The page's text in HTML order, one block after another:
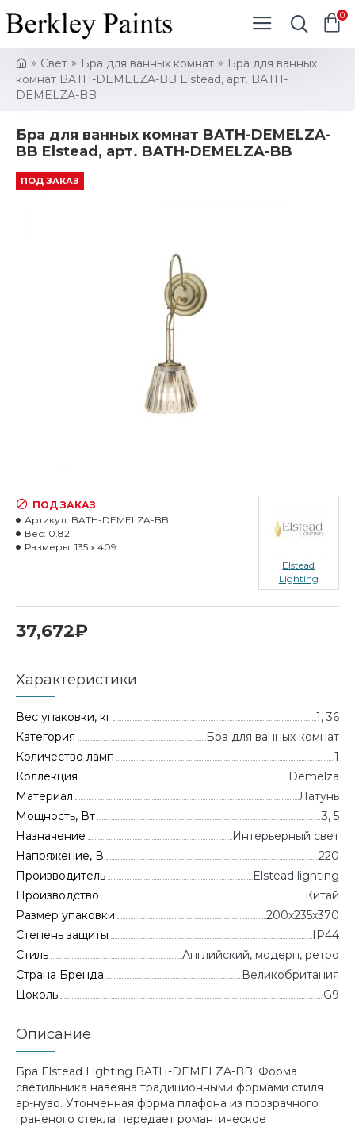
0
Свет Бра для ванных комнат
Бра для ванных
комнат BATH-DEMELZA-BB Elstead, арт. BATH-
DEMELZA-BB
Бра для ванных комнат BATH-DEMELZA-
BB Elstead, арт. BATH-DEMELZA-BB
ПОД ЗАКАЗ
37,672₽
ПОД ЗАКАЗ
Артикул: BATH-DEMELZA-BB
Вес: 0.82
Размеры: 135 x 409
Elstead
Lighting
Характеристики
Вес упаковки, кг
1, 36
Категория
Бра для ванных комнат
Количество ламп
1
Коллекция
Demelza
Материал
Латунь
Мощность, Вт
3, 5
Назначение
Интерьерный свет
Напряжение, В
220
Производитель
Elstead lighting
Производство
Китай
Размер упаковки
200x235x370
Степень защиты
IP44
Стиль
Английский, модерн, ретро
Страна Бренда
Великобритания
Цоколь
G9
Описание
Бра Elstead Lighting BATH-DEMELZA-BB. Форма
светильника навеяна традиционными формами стиля
ар-нуво. Утонченная форма плафона из прозрачного
граненого стекла передает романтическое